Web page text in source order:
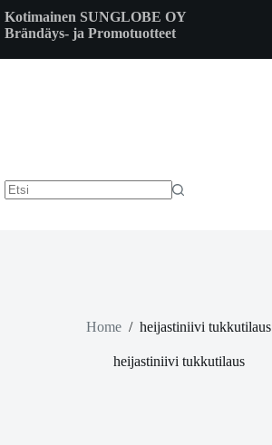
to
content
Kotimainen SUNGLOBE OY
Brändäys- ja Promotuotteet
Home / heijastiniivi tukkutilaus
heijastiniivi tukkutilaus